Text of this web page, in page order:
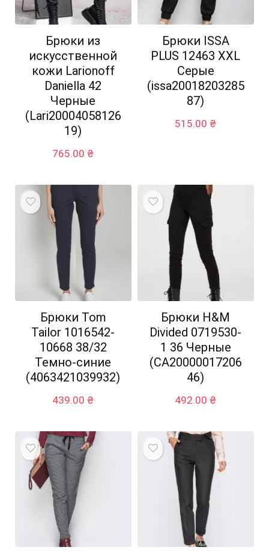
Брюки из
искусственной
кожи Larionoff
Daniella 42
Черные
(Lari20004058126
19)
765.00 ₴
Брюки ISSA
PLUS 12463 XXL
Серые
(issa20018203285
87)
515.00 ₴
Брюки Tom
Tailor 1016542-
10668 38/32
Темно-синие
(4063421039932)
439.00 ₴
Брюки H&M
Divided 0719530-
1 36 Черные
(СА20000017206
46)
492.00 ₴